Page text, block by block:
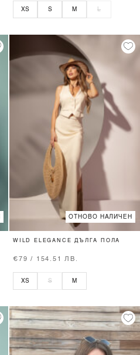
XS S M L
ОТНОВО НАЛИЧЕН
WILD ELEGANCE ДЪЛГА ПОЛА
€79 / 154.51 ЛВ.
XS S M